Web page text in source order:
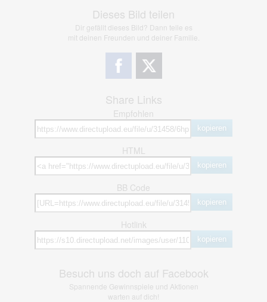
Dieses Bild teilen
Dir gefällt dieses Bild? Dann teile es
mit deinen Freunden und deiner Familie.
Share Links
Empfohlen
kopieren
HTML
kopieren
BB Code
kopieren
Hotlink
kopieren
Besuch uns doch auf Facebook
Spannende Gewinnspiele und Aktionen
warten auf dich!